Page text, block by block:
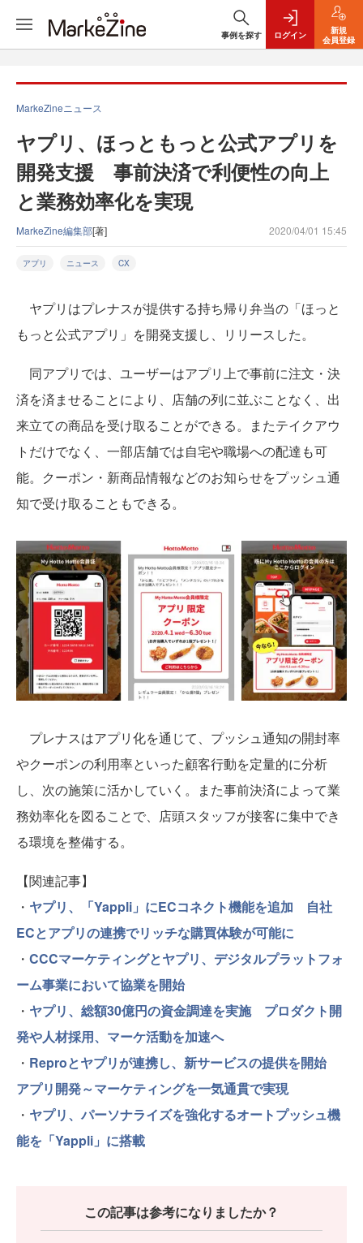
事例を探す ログイン
新規
会員登録
MarkeZineニュース
ヤプリ、ほっともっと公式アプリを
開発支援 事前決済で利便性の向上
と業務効率化を実現
MarkeZine編集部[著] 2020/04/01 15:45
アプリ ニュース CX
ヤプリはプレナスが提供する持ち帰り弁当の「ほっと
もっと公式アプリ」を開発支援し、リリースした。
同アプリでは、ユーザーはアプリ上で事前に注文・決
済を済ませることにより、店舗の列に並ぶことなく、出
来立ての商品を受け取ることができる。またテイクアウ
トだけでなく、一部店舗では自宅や職場への配達も可
能。クーポン・新商品情報などのお知らせをプッシュ通
知で受け取ることもできる。
プレナスはアプリ化を通じて、プッシュ通知の開封率
やクーポンの利用率といった顧客行動を定量的に分析
し、次の施策に活かしていく。また事前決済によって業
務効率化を図ることで、店頭スタッフが接客に集中でき
る環境を整備する。
【関連記事】
・ ヤプリ、「Yappli」にECコネクト機能を追加 自社
ECとアプリの連携でリッチな購買体験が可能に
・ CCCマーケティングとヤプリ、デジタルプラットフォ
ーム事業において協業を開始
・ ヤプリ、総額30億円の資金調達を実施 プロダクト開
発や人材採用、マーケ活動を加速へ
・ Reproとヤプリが連携し、新サービスの提供を開始
アプリ開発～マーケティングを一気通貫で実現
・ ヤプリ、パーソナライズを強化するオートプッシュ機
能を「Yappli」に搭載
この記事は参考になりましたか？